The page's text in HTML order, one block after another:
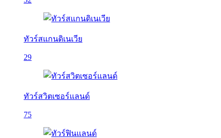
ทัวร์สแกนดิเนเวีย
29
ทัวร์สวิตเซอร์แลนด์
75